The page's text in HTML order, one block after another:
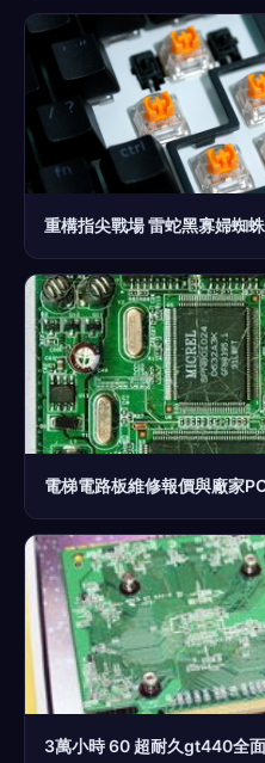
重構指尖戰場 雷蛇黑寡婦蜘
電梯電路板維修報價與廠家
3萬小時 60 超耐久gt440全